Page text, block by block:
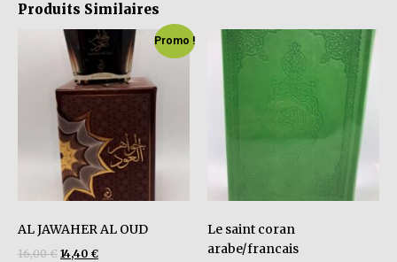
Produits Similaires
Promo !
AL JAWAHER AL OUD
16,00€ 14,40 €
Le saint coran
arabe/francais